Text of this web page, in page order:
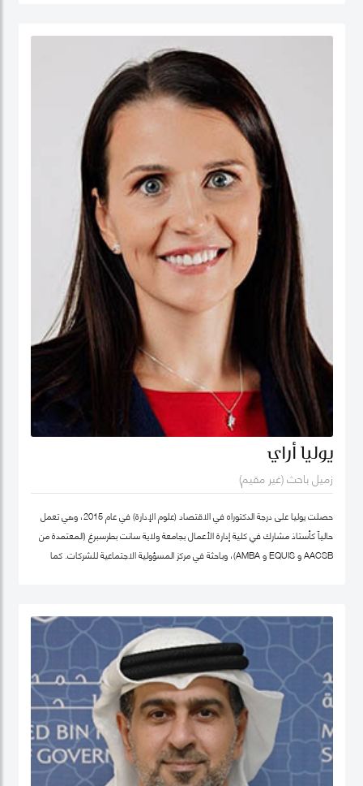
سابقا كبير الاقتصاديين/خبير ومحلل مالي واقتصادي واستراتيجيات- وشريك مؤسس في
ورئيسا تنفيذيا لسرايا العقبة، وتعمير الاردنية القابضة ودارات الأردنية القابضة.
يوليا أراي
زميل باحث (غير مقيم)
حصلت يوليا على درجة الدكتوراه في الاقتصاد (علوم الإدارة) في عام 2015، وهي تعمل
حالياً كأستاذ مشارك في كلية إدارة الأعمال بجامعة ولاية سانت بطرسبرغ (المعتمدة من
AACSB و EQUIS و AMBA)، وباحثة في مركز المسؤولية الاجتماعية للشركات. كما
باحث غير مقيم في عام 2023. تركز مجالات بحثها الرئيسية على ريادة الأعمال الاجتماعية،
والتنمية المستدامة، والمسؤولية الاجتماعية للشركات. وهي عضو نشط في الشبكة
الدولية للباحثين في ريادة الأعمال الاجتماعية (شبكة EMES) وشبكة الأعمال في
المجتمع، وأكاديمية الإدارة، وأكاديمية الأعمال الدولية. حصلت على شهادات تقدير
لمساهماتها في تطوير ريادة الأعمال الاجتماعية في روسيا من المنظمات العامة
والخاصة. ألّفت أكثر من 30 منشورًا في مجلات وطنية ودولية، وكتب، ومجموعات دراسات
حالة. نُشرت أعمالها في مراجعة الأعمال الدولية، حوكمة الشركات، مراجعة الأسواق
الناشئة، مراجعة الإدارة الأوروبية، وغيرها. كما أنها مراجع للعديد من المجلات الوطنية
والدولية.ملف غوغل سكولار